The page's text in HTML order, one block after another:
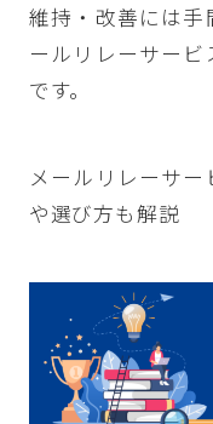
維持・改善には手
ールリレーサー
です。
メールリレーサ
や選び方も解説